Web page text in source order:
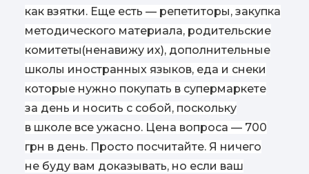
как взятки. Еще есть — репетиторы, закупка
методического материала, родительские
комитеты(ненавижу их), дополнительные
школы иностранных языков, еда и снеки
которые нужно покупать в супермаркете
за день и носить с собой, поскольку
в школе все ужасно. Цена вопроса — 700
грн в день. Просто посчитайте. Я ничего
не буду вам доказывать, но если ваш